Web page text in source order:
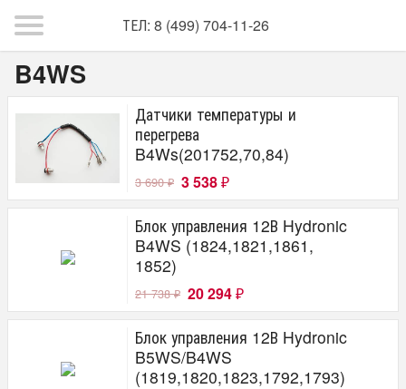
ТЕЛ: 8 (499) 704-11-26
B4WS
Датчики температуры и
перегрева
B4Ws(201752,70,84)
3 690₽ 3 538 ₽
Блок управления 12В Hydronic
B4WS (1824,1821,1861,
1852)
21 738₽ 20 294 ₽
Блок управления 12В Hydronic
B5WS/B4WS
(1819,1820,1823,1792,1793)